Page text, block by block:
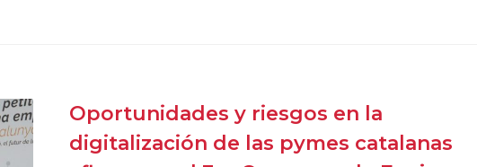
Oportunidades y riesgos en la
digitalización de las pymes catalanas